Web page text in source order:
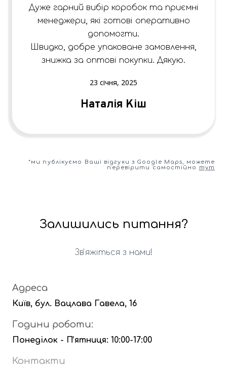
Дуже гарний вибір коробок та приємні
менеджери, які готові оперативно
допомогти.
Швидко, добре упаковане замовлення,
знижка за оптові покупки. Дякую.
23 січня, 2025
Наталія Кіш
*ми публікуємо Ваші відгуки з Google Maps, можете
перевірити самостійно
тут
Залишились питання?
Звʼяжіться з нами!
Адреса
Київ, бул. Вацлава Гавела, 16
Години роботи:
Понеділок - Пʼятниця: 10:00-17:00
Контакти